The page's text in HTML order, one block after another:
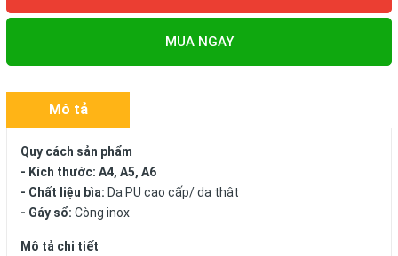
MUA NGAY
Mô tả
Quy cách sản phẩm
- Kích thước: A4, A5, A6
- Chất liệu bìa: Da PU cao cấp/ da thật
- Gáy sổ: Còng inox
Mô tả chi tiết